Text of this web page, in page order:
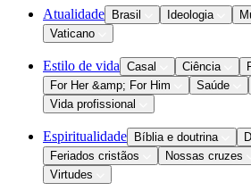
Atualidade Brasil Ideologia
Vaticano
Estilo de vida Casal Ciência
For Her &amp; For Him
Saúde
Vida profissional
Espiritualidade Bíblia e doutrina
Feriados cristãos
Nossas cruzes
Virtudes